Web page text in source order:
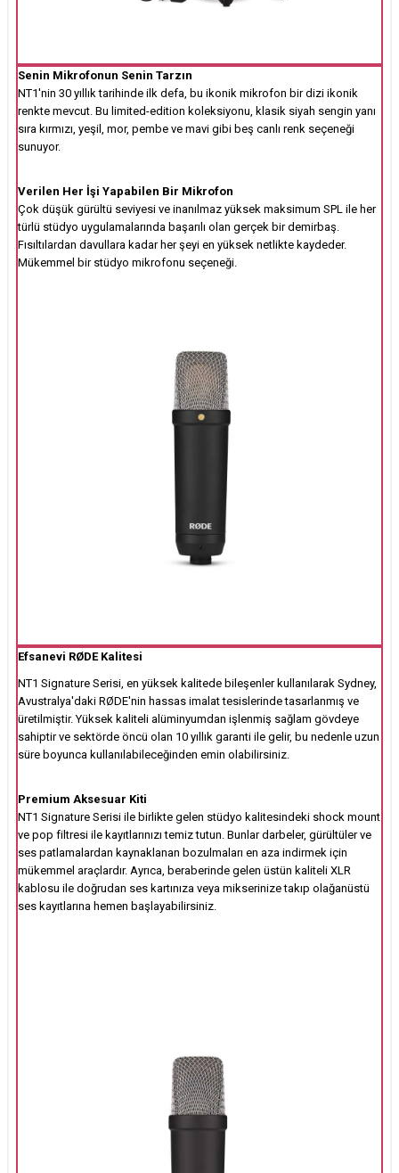
Senin Mikrofonun Senin Tarzın
NT1'nin 30 yıllık tarihinde ilk defa, bu ikonik mikrofon bir dizi ikonik
renkte mevcut. Bu limited-edition koleksiyonu, klasik siyah sengin yanı
sıra kırmızı, yeşil, mor, pembe ve mavi gibi beş canlı renk seçeneği
sunuyor.
Verilen Her İşi Yapabilen Bir Mikrofon
Çok düşük gürültü seviyesi ve inanılmaz yüksek maksimum SPL ile her
türlü stüdyo uygulamalarında başarılı olan gerçek bir demirbaş.
Fısıltılardan davullara kadar her şeyi en yüksek netlikte kaydeder.
Mükemmel bir stüdyo mikrofonu seçeneği.
Efsanevi RØDE Kalitesi
NT1 Signature Serisi, en yüksek kalitede bileşenler kullanılarak Sydney,
Avustralya'daki RØDE'nin hassas imalat tesislerinde tasarlanmış ve
üretilmiştir. Yüksek kaliteli alüminyumdan işlenmiş sağlam gövdeye
sahiptir ve sektörde öncü olan 10 yıllık garanti ile gelir, bu nedenle uzun
süre boyunca kullanılabileceğinden emin olabilirsiniz.
Premium Aksesuar Kiti
NT1 Signature Serisi ile birlikte gelen stüdyo kalitesindeki shock mount
ve pop filtresi ile kayıtlarınızı temiz tutun. Bunlar darbeler, gürültüler ve
ses patlamalardan kaynaklanan bozulmaları en aza indirmek için
mükemmel araçlardır. Ayrıca, beraberinde gelen üstün kaliteli XLR
kablosu ile doğrudan ses kartınıza veya mikserinize takıp olağanüstü
ses kayıtlarına hemen başlayabilirsiniz.